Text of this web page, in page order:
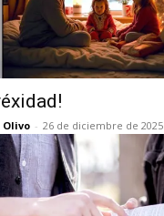
Olivo - 26 de diciembre de 2025